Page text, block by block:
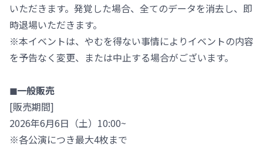
いただきます。発覚した場合、全てのデータを消去し、即
時退場いただきます。
※本イベントは、やむを得ない事情によりイベントの内容
を予告なく変更、または中止する場合がございます。
◼︎一般販売
[販売期間]
2026年6月6日（土）10:00~
※各公演につき最大4枚まで